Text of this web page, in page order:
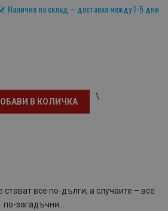
Налично на склад – доставка между 1-5 дни
В КОЛИЧКА
\
все по-дълги, а случаите – все
по-загадъчни...